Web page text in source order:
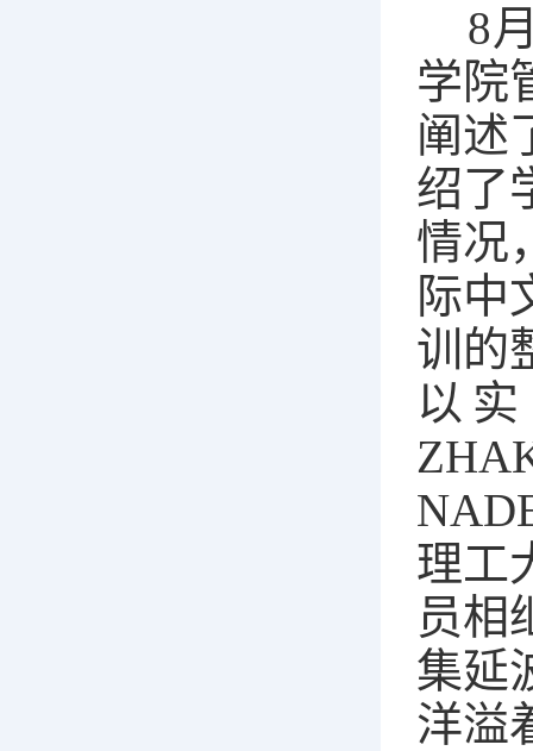
8
学院
阐述
绍了
情况
际中
训的
以
理工
员相
集延
洋溢